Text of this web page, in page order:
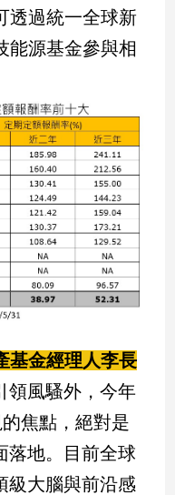
透過統一全球新
能源基金參與相
基金經理人李長
領風騷外，今年
焦點，絕對是
落地。目前全球
級大腦與前沿感